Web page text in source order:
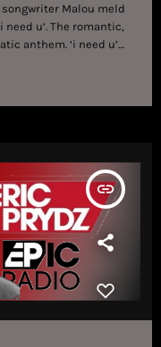
songwriter Malou meld
u‘. The romantic,
anthem. ‘i need u’
elements of
rely on a
insert_link